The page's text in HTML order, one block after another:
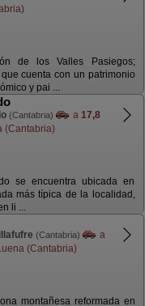
de los Valles Pasiegos;
cuenta con un patrimonio
y pai ...
(Cantabria) a 17,8
(Cantabria)
se encuentra ubicada en
más típica de la localidad,
li ...
(Cantabria)
a
(Cantabria)
montañesa reformada en